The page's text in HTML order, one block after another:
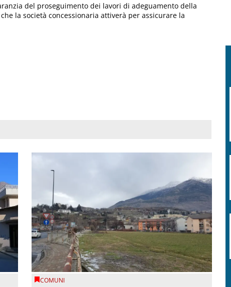
del proseguimento dei lavori di adeguamento della
la società concessionaria attiverà per assicurare la
COMUNI